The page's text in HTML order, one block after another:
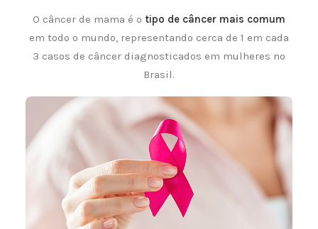
O câncer de mama é o tipo de câncer mais comum
em todo o mundo, representando cerca de 1 em cada
3 casos de câncer diagnosticados em mulheres no
Brasil.